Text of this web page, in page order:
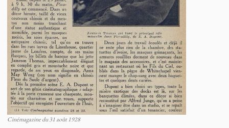
Cinémagazine du 31 août 1928